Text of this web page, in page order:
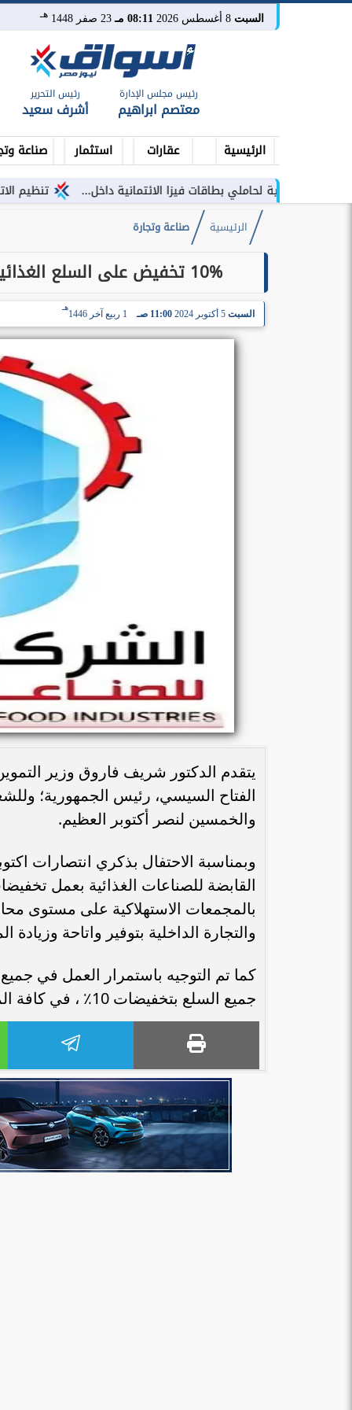
السبت 08:11 مـ 23 صفر 1448 هـ
رئيس مجلس الإدارة
معتصم ابراهيم
رئيس التحرير
أشرف سعيد
الرئيسية عقارات استثمار صناعة
تنظيم الاتصالات بطاقات فيزا الائتمانية داخل...
الرئيسية صناعة وتجارة
10% تخفيض على السلع الغذائية بالمجمعات الإستهلاكية بمناسبة نصر 6 أكتوبر
السبت 5 أكتوبر 2024 11:00 صـ 1 ربيع آخر 1446
هـ
يتقدم الدكتور شريف فاروق وزير
الفتاح السيسي، رئيس الجمهورية؛
والخمسين لنصر أكتوبر العظيم.
وبمناسبة الاحتفال بذكري انتصارات
بالمجمعات الاستهلاكية على مستوى
والتجارة الداخلية بتوفير واتاحة
كما تم التوجيه باستمرار العمل في
جميع السلع بتخفيضات 10٪ ، في كافة المنافذ التابعة للشركة القابضة للصناعات الغذائية .